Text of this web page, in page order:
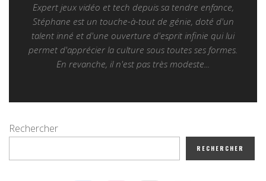
Expert jeux vidéo et tech depuis sa tendre enfance,
Stéphane est un touche-à-tout de génie, doté d'un
talent inné et d'une ouverture d'esprit infinie qui lui
permet d'apprécier la culture sous toutes ses formes.
En revanche, il n'est pas très modeste...
Rechercher
RECHERCHER